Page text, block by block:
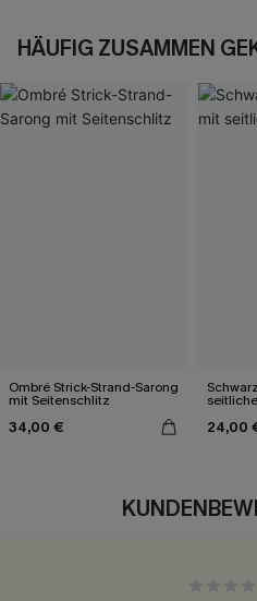
HÄUFIG ZUSAMMEN
Ombré Strick-Strand-Sarong
mit Seitenschlitz
34,00 € 24,00